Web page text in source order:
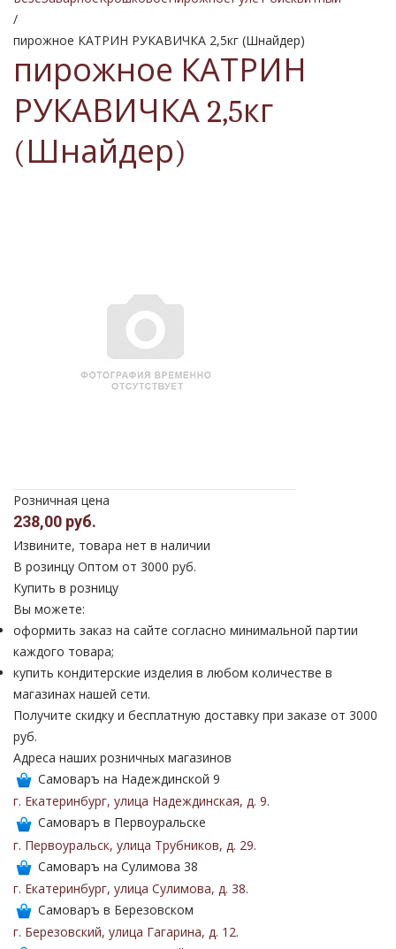
/
пирожное КАТРИН РУКАВИЧКА 2,5кг (Шнайдер)
пирожное КАТРИН
РУКАВИЧКА 2,5кг
(Шнайдер)
Розничная цена
238,00 руб.
Извините, товара нет в наличии
В розинцу Оптом от 3000 руб.
Купить в розницу
Вы можете:
оформить заказ на сайте согласно минимальной партии
каждого товара;
купить кондитерские изделия в любом количестве в
магазинах нашей сети.
Получите скидку и бесплатную доставку при заказе от 3000
руб.
Адреса наших розничных магазинов
Самоваръ на Надеждинской 9
г. Екатеринбург, улица Надеждинская, д. 9.
Самоваръ в Первоуральске
г. Первоуральск, улица Трубников, д. 29.
Самоваръ на Сулимова 38
г. Екатеринбург, улица Сулимова, д. 38.
Самоваръ в Березовском
г. Березовский, улица Гагарина, д. 12.